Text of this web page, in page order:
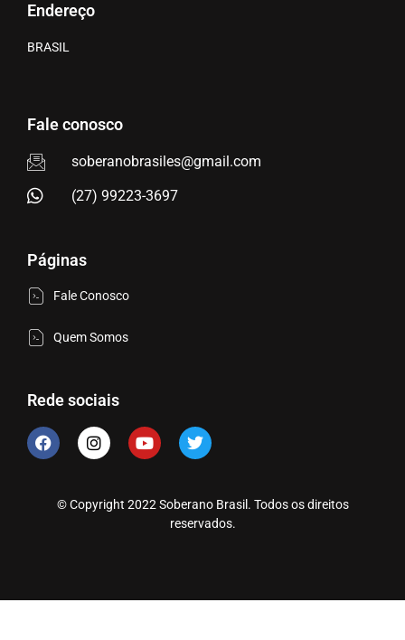
Endereço
BRASIL
Fale conosco
soberanobrasiles@gmail.com
(27) 99223-3697
Páginas
Fale Conosco
Quem Somos
Rede sociais
© Copyright 2022 Soberano Brasil. Todos os direitos
reservados.